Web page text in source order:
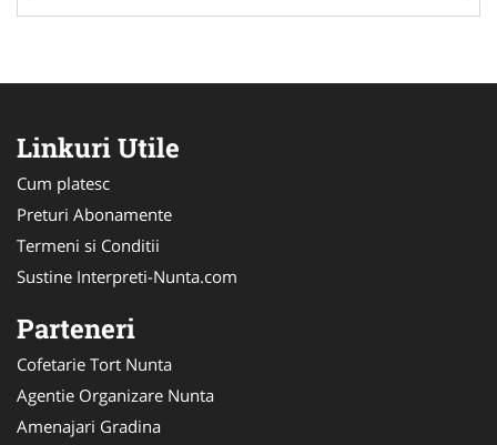
Linkuri Utile
Cum platesc
Preturi Abonamente
Termeni si Conditii
Sustine Interpreti-Nunta.com
Parteneri
Cofetarie Tort Nunta
Agentie Organizare Nunta
Amenajari Gradina